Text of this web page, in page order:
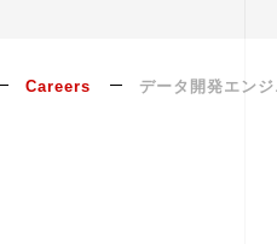
Careers データ開発エン